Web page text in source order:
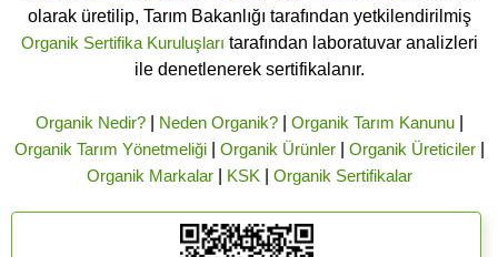
olarak üretilip, Tarım Bakanlığı tarafından yetkilendirilmiş
Organik Sertifika Kuruluşları tarafından laboratuvar analizleri
ile denetlenerek sertifikalanır.
Organik Nedir?| Neden Organik?| Organik Tarım Kanunu|
Organik Tarım Yönetmeliği| Organik Ürünler| Organik Üreticiler|
Organik Markalar| KSK Organik Sertifikalar